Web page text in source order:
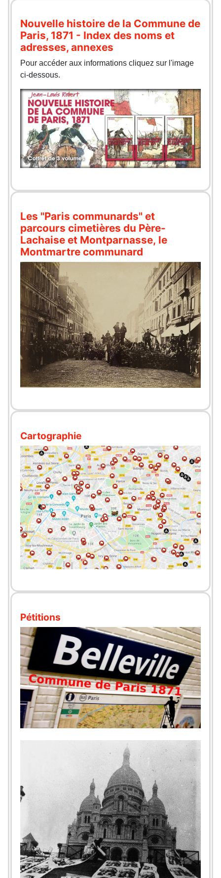
Nouvelle histoire de la Commune de
Paris, 1871 - Index des noms et
adresses, annexes
Pour accéder aux informations cliquez sur l'image
ci-dessous.
Les "Paris communards" et
parcours cimetières du Père-
Lachaise et Montparnasse, le
Montmartre communard
Cartographie
Pétitions